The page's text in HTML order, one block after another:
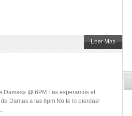
Leer Mas
@ 6PM Las esperamos el
Damas a las 6pm No te lo pierdas!